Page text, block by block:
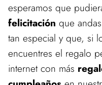
esperamos que
felicitación que
tan especial y que, si
encuentres el regalo
internet con más